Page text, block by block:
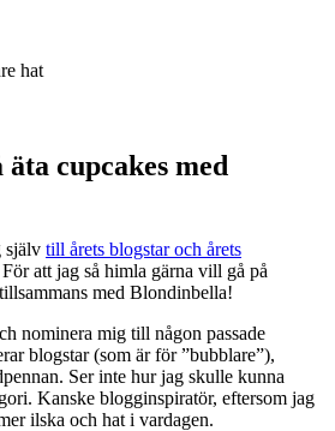
hat
cupcakes med
själv till årets blogstar och årets
att jag så himla gärna vill gå på
med Blondinbella!
nominera mig till någon passade
blogstar (som är för ”bubblare”),
Ser inte hur jag skulle kunna
Kanske blogginspiratör, eftersom jag
ilska och hat i vardagen.